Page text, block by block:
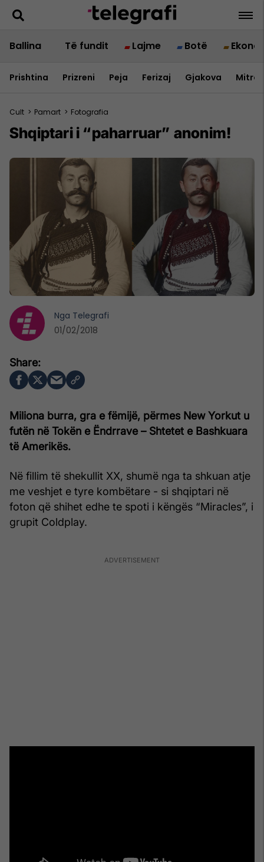
Ballina Të fundit Lajme Botë
Prishtina Prizreni Peja Ferizaj Gjakova
Cult > Pamart > Fotografia
Shqiptari i “paharruar” anonim!
Miliona burra, gra e fëmijë, përmes New Yorkut u
futën në Tokën e Ëndrrave – Shtetet e Bashkuara
të Amerikës.
Në fillim të shekullit XX, shumë nga ta shkuan atje
me veshjet e tyre kombëtare - si shqiptari në
foton që shihet edhe te spoti i këngës “Miracles”, i
grupit Coldplay.
Nga Telegrafi
01/02/2018